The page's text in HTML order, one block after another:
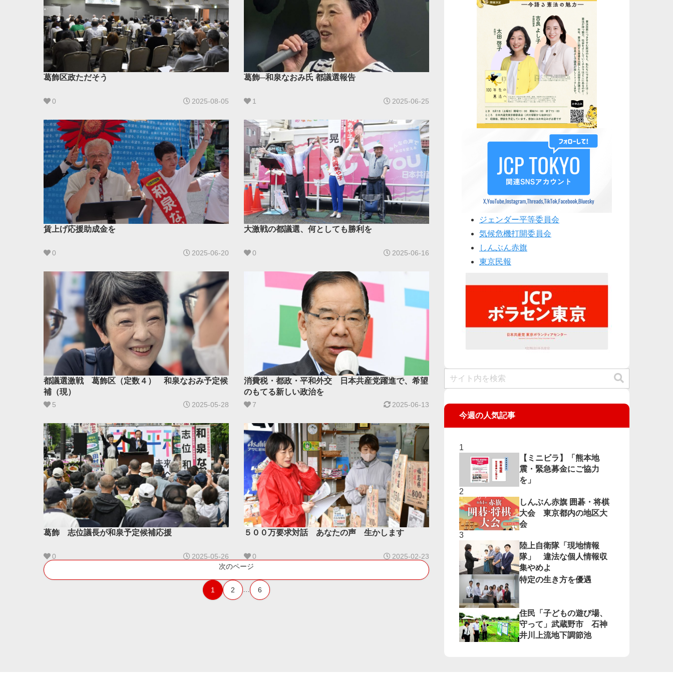
葛飾区政ただそう
0 2025-08-05
葛飾─和泉なおみ氏 都議選報告
1 2025-06-25
賃上げ応援助成金を
0 2025-06-20
大激戦の都議選、何としても勝利を
0 2025-06-16
都議選激戦 葛飾区（定数４） 和泉なおみ予定候
補（現）
5 2025-05-28
消費税・都政・平和外交 日本共産党躍進で、希望
のもてる新しい政治を
7 2025-06-13
葛飾 志位議長が和泉予定候補応援
0 2025-05-26
５００万要求対話 あなたの声 生かします
0
2025-02-23
次のページ
1 2 6
ジェンダー平等委員会
気候危機打開委員会
しんぶん赤旗
東京民報
今週の人気記事
【ミニビラ】「熊本地
震・緊急募金にご協力
を」
しんぶん赤旗 囲碁・将棋
大会 東京都内の地区大
会
陸上自衛隊「現地情報
隊」 違法な個人情報収
集やめよ
特定の生き方を優遇
住民「子どもの遊び場、
守って」武蔵野市 石神
井川上流地下調節池